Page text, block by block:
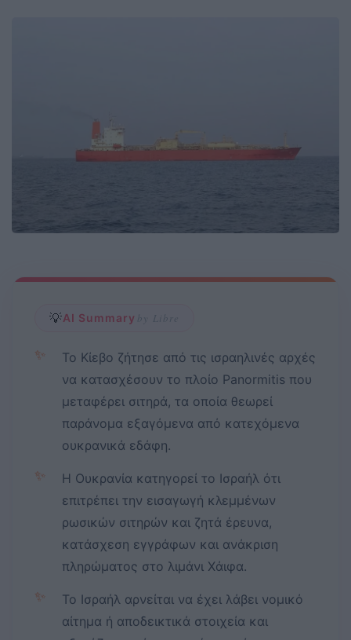
💡AI Summary by Libre
✨
Το Κίεβο ζήτησε από τις ισραηλινές αρχές
να κατασχέσουν το πλοίο Panormitis που
μεταφέρει σιτηρά, τα οποία θεωρεί
παράνομα εξαγόμενα από κατεχόμενα
ουκρανικά εδάφη.
✨
Η Ουκρανία κατηγορεί το Ισραήλ ότι
επιτρέπει την εισαγωγή κλεμμένων
ρωσικών σιτηρών και ζητά έρευνα,
κατάσχεση εγγράφων και ανάκριση
πληρώματος στο λιμάνι Χάιφα.
✨
Το Ισραήλ αρνείται να έχει λάβει νομικό
αίτημα ή αποδεικτικά στοιχεία και